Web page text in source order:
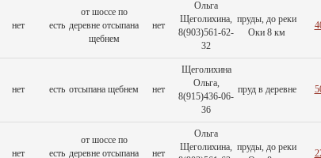
нет есть
от шоссе по
деревне отсыпана
щебнем
нет
Ольга
Щеголихина,
8(903)561-62-
32
пруды, до реки
Оки 8 км
нет есть отсыпана щебнем нет
Щеголихина
Ольга,
8(915)436-06-
36
пруд в деревне
нет есть
от шоссе по
деревне отсыпана
нет
Ольга
Щеголихина,
пруды, до реки